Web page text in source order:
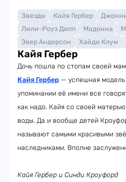
Звезды Кайя Гербер
Лили-Роуз Депп
Мадонна
Эвер Андерсон
Хайди Клум
Кайя Гербер
Дочь пошла по стопам своей
Кайя Гербер — успешная
упоминании её имени все
как надо. Кайя со своей
воды. Да и вообще детей
называют самыми красивыми
наследниками. Вполне
Кайя Гербер и Синди Кроуфорд